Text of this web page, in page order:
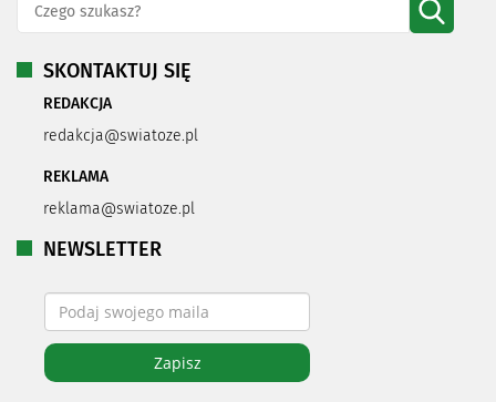
SKONTAKTUJ SIĘ
REDAKCJA
redakcja@swiatoze.pl
REKLAMA
reklama@swiatoze.pl
NEWSLETTER